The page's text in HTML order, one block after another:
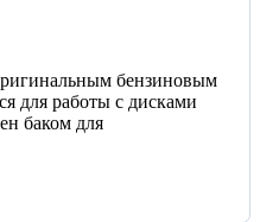
бензиновым
для работы с дисками
баком для